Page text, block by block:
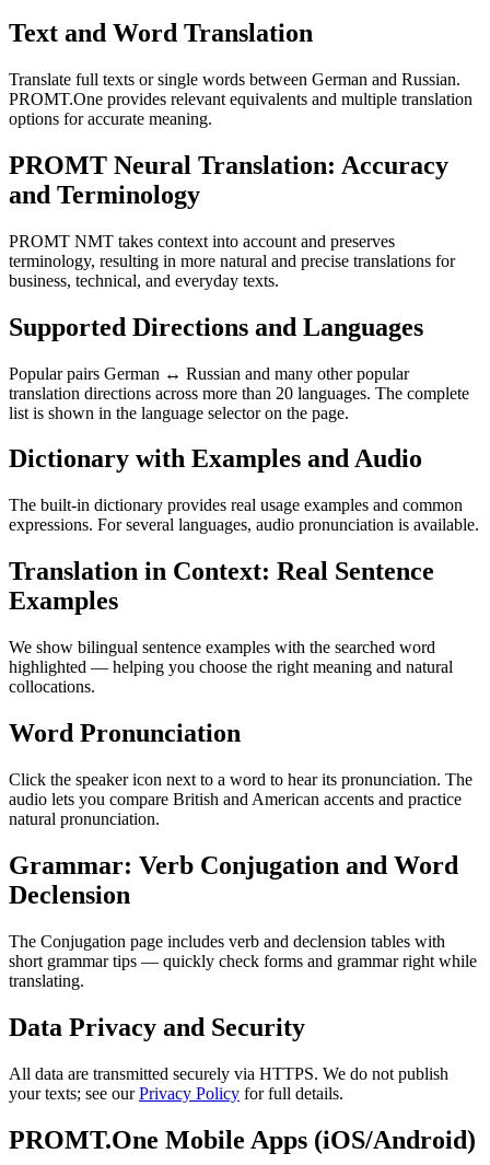
Text and Word Translation
Translate full texts or single words between German and Russian.
PROMT.One provides relevant equivalents and multiple translation
options for accurate meaning.
PROMT Neural Translation: Accuracy
and Terminology
PROMT NMT takes context into account and preserves
terminology, resulting in more natural and precise translations for
business, technical, and everyday texts.
Supported Directions and Languages
Popular pairs German ↔ Russian and many other popular
translation directions across more than 20 languages. The complete
list is shown in the language selector on the page.
Dictionary with Examples and Audio
The built-in dictionary provides real usage examples and common
expressions. For several languages, audio pronunciation is available.
Translation in Context: Real Sentence
Examples
We show bilingual sentence examples with the searched word
highlighted — helping you choose the right meaning and natural
collocations.
Word Pronunciation
Click the speaker icon next to a word to hear its pronunciation. The
audio lets you compare British and American accents and practice
natural pronunciation.
Grammar: Verb Conjugation and Word
Declension
The Conjugation page includes verb and declension tables with
short grammar tips — quickly check forms and grammar right while
translating.
Data Privacy and Security
All data are transmitted securely via HTTPS. We do not publish
your texts; see ourPrivacy Policy for full details.
PROMT.One Mobile Apps (iOS/Android)